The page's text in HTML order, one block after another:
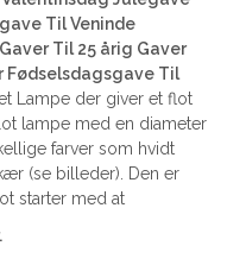
Til Veninde
Til 25 årig Gaver
Fødselsdagsgave Til
Lampe der giver et flot
lampe med en diameter
farver som hvidt
(se billeder). Den er
starter med at